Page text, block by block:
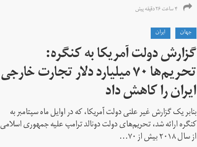
۴ ساعت ۲۶ دقیقه پیش
جهان
ايران
گزارش دولت آمریکا به کنگره:
تحریم‌ها ۷۰ میلیارد دلار تجارت خارجی
ایران را کاهش داد
بنابر یک گزارش غیر علنی دولت آمریکا، که در اوایل ماه سپتامبر به
کنگره ارائه شد، تحریم‌های دولت دونالد ترامپ علیه جمهوری اسلامی
از سال ۲۰۱۸ بیش از ۷۰...